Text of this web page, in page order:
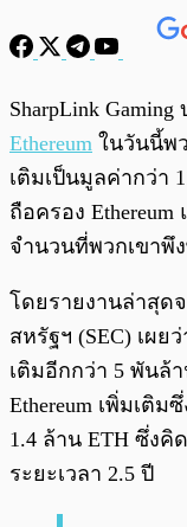
SharpLink
Ethereum ในวันนี้พ
เติมเป็นมูลค่ากว่า
ถือครอง
จำนวนที่พวกเขาพึ
โดยรายงานล่าสุด
สหรัฐฯ (SEC) เผ
เติมอีกกว่า 5 พันล้
Ethereum เพิ่มเติม
1.4 ล้าน ETH ซึ่ง
ระยะเวลา 2.5 ปี